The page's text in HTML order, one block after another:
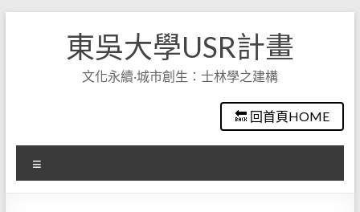
東吳大學USR計畫
文化永續·城市創生：士林學之建構
🔙 回首頁HOME
單